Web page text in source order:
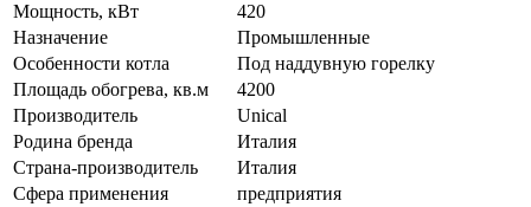
Мощность, кВт
420
Назначение
Промышленные
Особенности котла
Под наддувную горелку
Площадь обогрева, кв.м
4200
Производитель
Unical
Родина бренда
Италия
Страна-производитель
Италия
Сфера применения
предприятия